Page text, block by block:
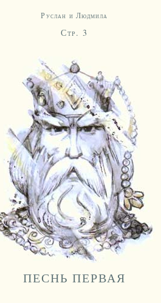
Руслан и Людмила
Стр. 3
ПЕСНЬ ПЕРВАЯ